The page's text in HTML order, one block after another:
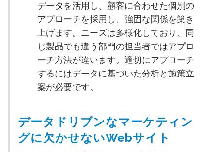
データを活用し、顧客に合わせた個別の
アプローチを採用し、強固な関係を築き
上げます。ニーズは多様化しており、同
じ製品でも違う部門の担当者ではアプロ
ーチ方法が違います。適切にアプローチ
するにはデータに基づいた分析と施策立
案が必要です。
データドリブンなマーケティン
グに欠かせないWebサイト